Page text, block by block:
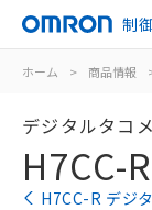
制
ホーム > 商品情報
デジタルタコ
H7CC-
H7CC-R デジ